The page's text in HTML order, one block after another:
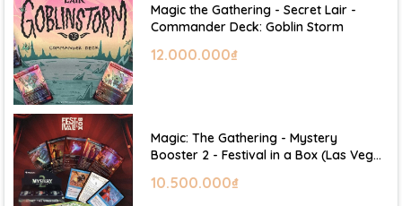
Magic the Gathering - Secret Lair -
Commander Deck: Goblin Storm
12.000.000₫
Magic: The Gathering - Mystery
Booster 2 - Festival in a Box (Las Vegas
10.500.000₫